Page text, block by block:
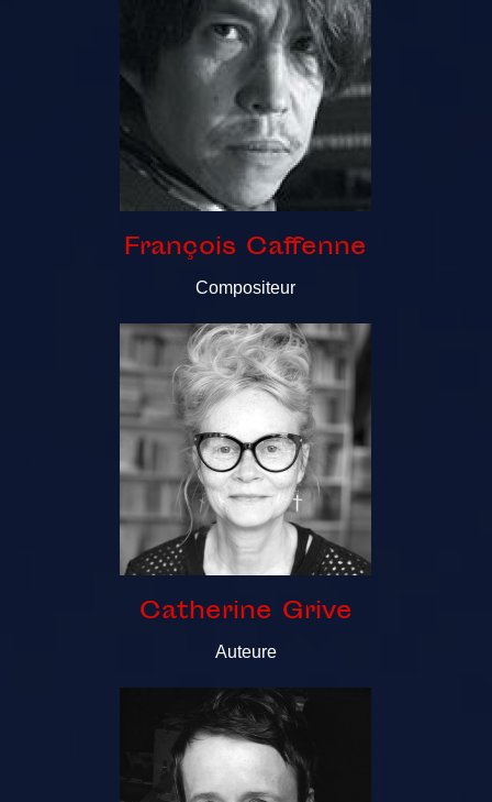
François Caffenne
Compositeur
Catherine Grive
Auteure